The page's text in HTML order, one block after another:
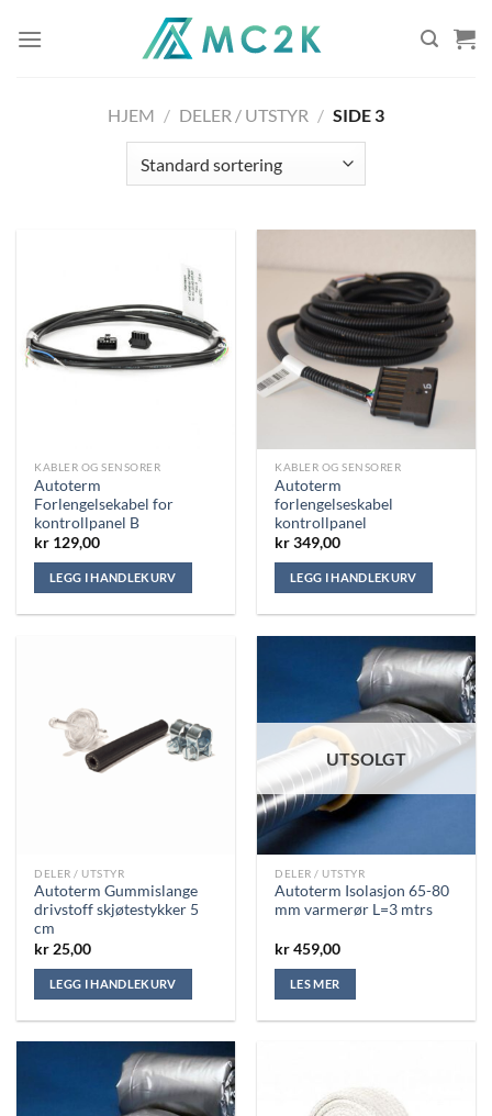
HJEM / DELER / UTSTYR / SIDE 3
KABLER OG SENSORER
Autoterm
Forlengelsekabel for
kontrollpanel B
kr 129,00
LEGG I HANDLEKURV
KABLER OG SENSORER
Autoterm
forlengelseskabel
kontrollpanel
kr349,00
LEGG I HANDLEKURV
DELER / UTSTYR
Autoterm Gummislange
drivstoff skjøtestykker 5
cm
kr 25,00
LEGG I HANDLEKURV
UTSOLGT
DELER / UTSTYR
Autoterm Isolasjon 65-80
mm varmerør L=3 mtrs
kr459,00
LES MER